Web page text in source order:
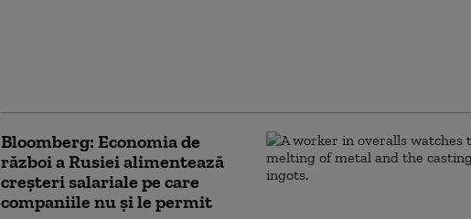
Bloomberg: Economia de
război a Rusiei alimentează
creşteri salariale pe care
companiile nu şi le permit